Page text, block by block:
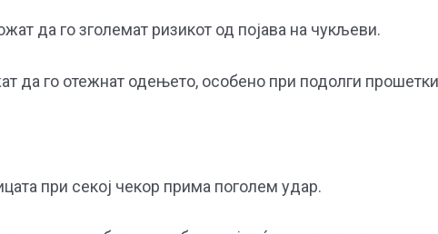
да го зголемат ризикот од појава на чукљеви.
да го отежнат одењето, особено при подолги
при секој чекор прима поголем удар.